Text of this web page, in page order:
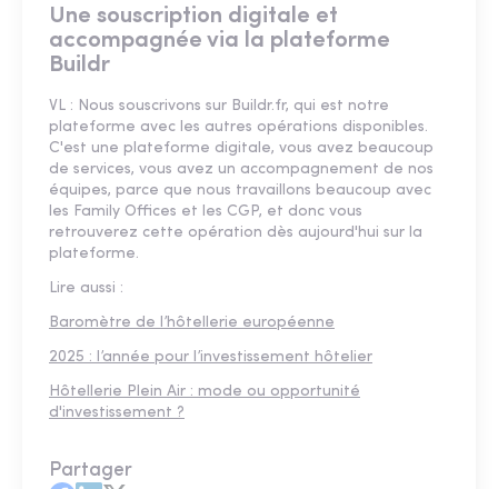
Une souscription digitale et
accompagnée via la plateforme
Buildr
VL : Nous souscrivons sur Buildr.fr, qui est notre
plateforme avec les autres opérations disponibles.
C'est une plateforme digitale, vous avez beaucoup
de services, vous avez un accompagnement de nos
équipes, parce que nous travaillons beaucoup avec
les Family Offices et les CGP, et donc vous
retrouverez cette opération dès aujourd'hui sur la
plateforme.
Lire aussi :
Baromètre de l’hôtellerie européenne
2025 : l’année pour l’investissement hôtelier
Hôtellerie Plein Air : mode ou opportunité
d'investissement ?
Partager